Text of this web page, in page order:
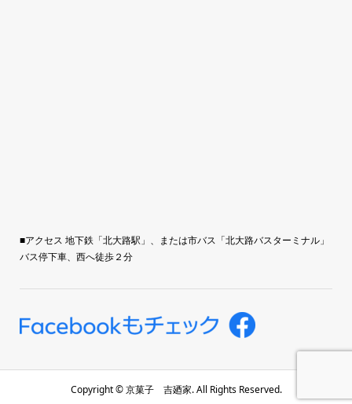
■アクセス 地下鉄「北大路駅」、または市バス「北大路バスターミナル」
バス停下車、西へ徒歩２分
Copyright ©京菓子 吉廼家. All Rights Reserved.